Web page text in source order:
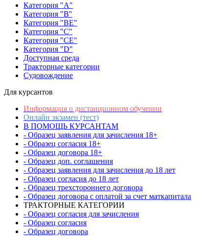
Категория "A"
Категория "B"
Категория "BE"
Категория "C"
Категория "CE"
Категория "D"
Доступная среда
Тракторные категории
Судовождение
Для курсантов
Информация о дистанционном обучении
Онлайн экзамен (тест)
В ПОМОЩЬ КУРСАНТАМ
- Образец заявления для зачисления 18+
- Образец согласия 18+
- Образец договора 18+
- Образец доп. соглашения
- Образец заявления для зачисления до 18 лет
- Образец согласия до 18 лет
- Образец трехстороннего договора
- Образец договора с оплатой за счет маткапитала
ТРАКТОРНЫЕ КАТЕГОРИИ
- Образец согласия для зачисления
- Образец согласия
- Образец договора